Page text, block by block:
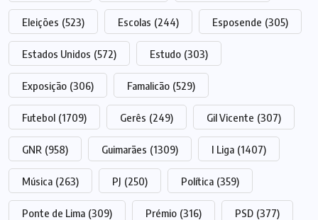
Eleições (523) Escolas (244) Esposende (305)
Estados Unidos (572) Estudo (303)
Exposição (306) Famalicão (529)
Futebol (1709) Gerês (249) Gil Vicente (307)
GNR (958) Guimarães (1309) I Liga (1407)
Música (263) PJ (250) Política (359)
Ponte de Lima (309) Prémio (316) PSD (377)